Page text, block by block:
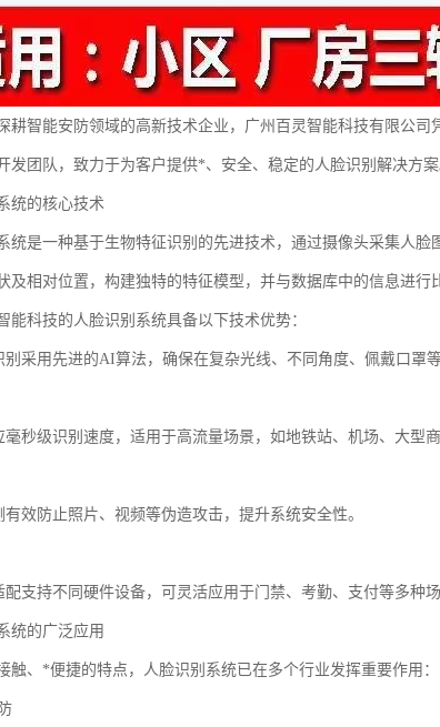
耕智能安防领域的高新技术企业，广州百灵智能科技有限公
发团队，致力于为客户提供*、安全、稳定的人脸识别解决方案
统的核心技术
统是一种基于生物特征识别的先进技术，通过摄像头采集人脸
及相对位置，构建独特的特征模型，并与数据库中的信息进行
能科技的人脸识别系统具备以下技术优势：
别采用先进的AI算法，确保在复杂光线、不同角度、佩戴口罩
毫秒级识别速度，适用于高流量场景，如地铁站、机场、大型商
效防止照片、视频等伪造攻击，提升系统安全性。
配支持不同硬件设备，可灵活应用于门禁、考勤、支付等多种场
统的广泛应用
触、*便捷的特点，人脸识别系统已在多个行业发挥重要作用：